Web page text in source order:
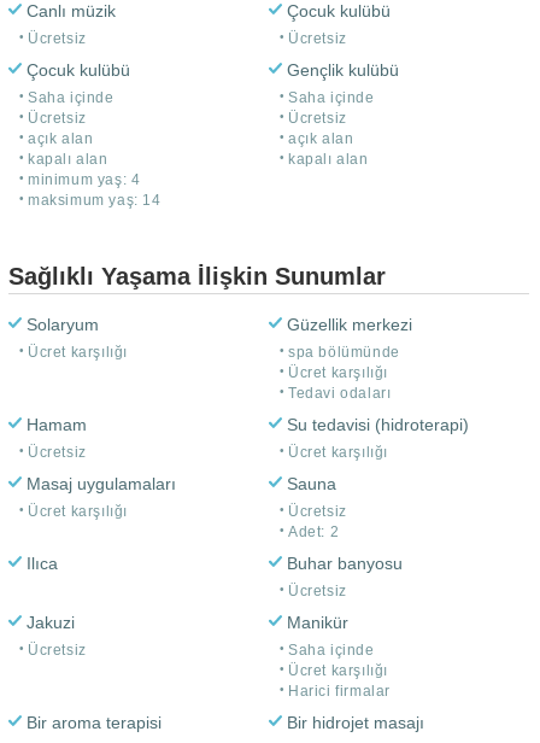
Canlı müzik
Ücretsiz
Çocuk kulübü
Ücretsiz
Çocuk kulübü
Saha içinde
Ücretsiz
açık alan
kapalı alan
minimum yaş: 4
maksimum yaş: 14
Gençlik kulübü
Saha içinde
Ücretsiz
açık alan
kapalı alan
Sağlıklı Yaşama İlişkin Sunumlar
Solaryum
Ücret karşılığı
Güzellik merkezi
spa bölümünde
Ücret karşılığı
Tedavi odaları
Hamam
Ücretsiz
Su tedavisi (hidroterapi)
Ücret karşılığı
Masaj uygulamaları
Ücret karşılığı
Sauna
Ücretsiz
Adet: 2
Ilıca Buhar banyosu
Ücretsiz
Jakuzi
Ücretsiz
Manikür
Saha içinde
Ücret karşılığı
Harici firmalar
Bir aroma terapisi Bir hidrojet masajı